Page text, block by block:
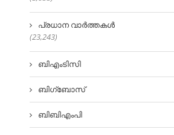
പ്രധാന വാർത്തകൾ
(23,243)
ബിഎംടിസി
ബിഗ്‌ബോസ്
ബിബിഎംപി